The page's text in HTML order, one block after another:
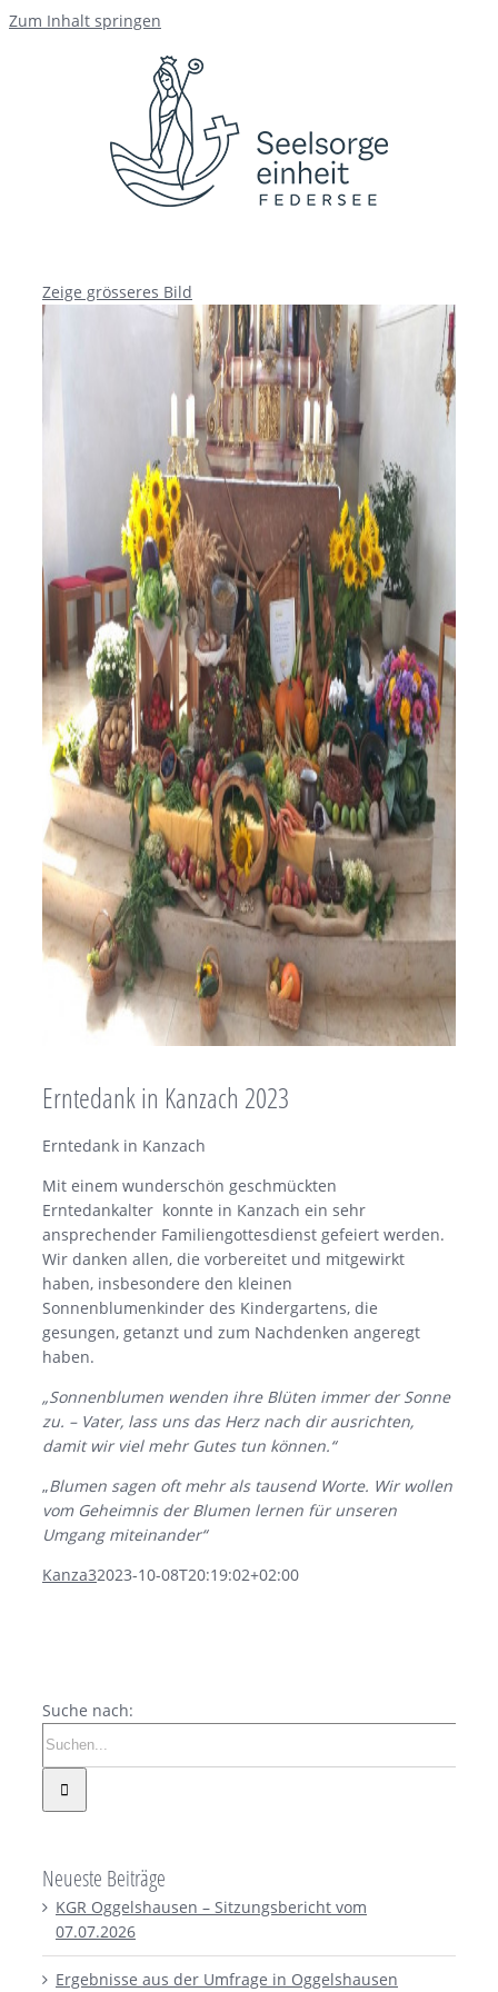
Zum Inhalt springen
Zeige grösseres Bild
Erntedank in Kanzach 2023
Erntedank in Kanzach
Mit einem wunderschön geschmückten
Erntedankalter konnte in Kanzach ein sehr
ansprechender Familiengottesdienst gefeiert werden.
Wir danken allen, die vorbereitet und mitgewirkt
haben, insbesondere den kleinen
Sonnenblumenkinder des Kindergartens, die
gesungen, getanzt und zum Nachdenken angeregt
haben.
„Sonnenblumen wenden ihre Blüten immer der Sonne
zu. – Vater, lass uns das Herz nach dir ausrichten,
damit wir viel mehr Gutes tun können.“
„Blumen sagen oft mehr als tausend Worte. Wir wollen
vom Geheimnis der Blumen lernen für unseren
Umgang miteinander“
Kanza32023-10-08T20:19:02+02:00
Suche nach:
Neueste Beiträge
KGR Oggelshausen – Sitzungsbericht vom
07.07.2026
Ergebnisse aus der Umfrage in Oggelshausen